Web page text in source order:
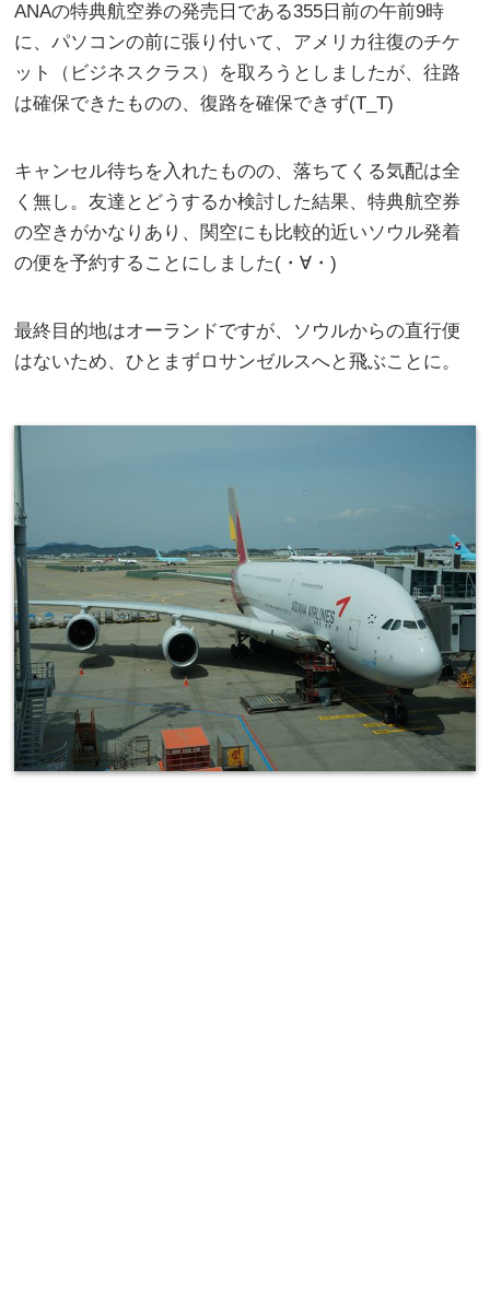
ANAの特典航空券の発売日である355日前の午前9時
に、パソコンの前に張り付いて、アメリカ往復のチケ
ット（ビジネスクラス）を取ろうとしましたが、往路
は確保できたものの、復路を確保できず(T_T)
キャンセル待ちを入れたものの、落ちてくる気配は全
く無し。友達とどうするか検討した結果、特典航空券
の空きがかなりあり、関空にも比較的近いソウル発着
の便を予約することにしました(・∀・)
最終目的地はオーランドですが、ソウルからの直行便
はないため、ひとまずロサンゼルスへと飛ぶことに。